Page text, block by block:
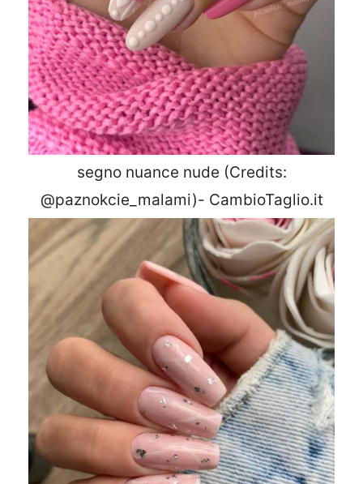
segno nuance nude (Credits:
@paznokcie_malami)- CambioTaglio.it